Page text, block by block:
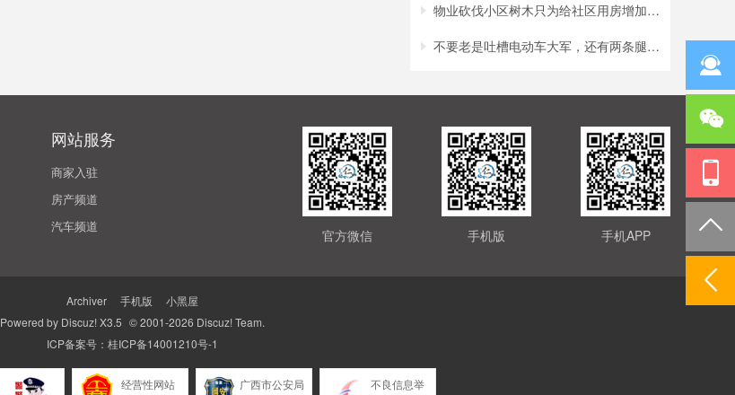
物业砍伐小区树木只为给社区用房增加采光？
不要老是吐槽电动车大军，还有两条腿的行人
网站服务
商家入驻
房产频道
汽车频道
手机APP
手机版
官方微信
Archiver 手机版
小黑屋
Powered by Discuz! X3.5 © 2001-2026 Discuz! Team.
ICP备案号： 桂ICP备14001210号-1
经营性网站 广西市公安局 不良信息举